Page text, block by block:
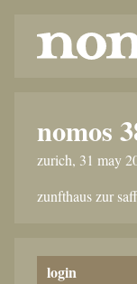
nomos
zurich, 31 may
zunfthaus zur
login